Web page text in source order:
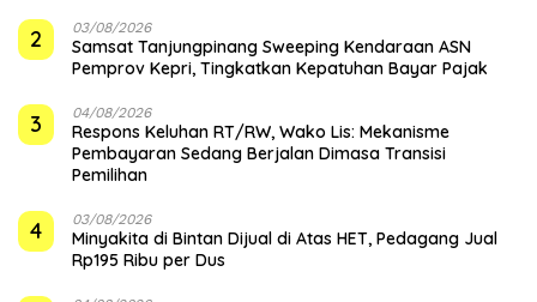
2 03/08/2026
Samsat Tanjungpinang Sweeping Kendaraan ASN
Pemprov Kepri, Tingkatkan Kepatuhan Bayar Pajak
3 04/08/2026
‎Respons Keluhan RT/RW, Wako Lis: Mekanisme
Pembayaran Sedang Berjalan Dimasa Transisi
Pemilihan
4 03/08/2026
Minyakita di Bintan Dijual di Atas HET, Pedagang Jual
Rp195 Ribu per Dus